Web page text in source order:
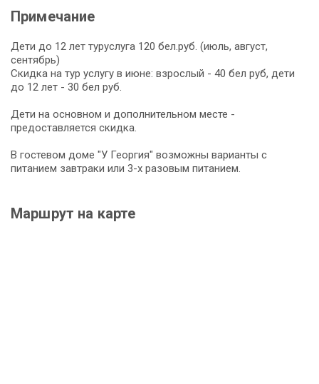
Примечание
Дети до 12 лет туруслуга 120 бел.руб. (июль, август,
сентябрь)
Скидка на тур услугу в июне: взрослый - 40 бел руб, дети
до 12 лет - 30 бел руб.
Дети на основном и дополнительном месте -
предоставляется скидка.
В гостевом доме "У Георгия" возможны варианты с
питанием завтраки или 3-х разовым питанием.
Маршрут на карте